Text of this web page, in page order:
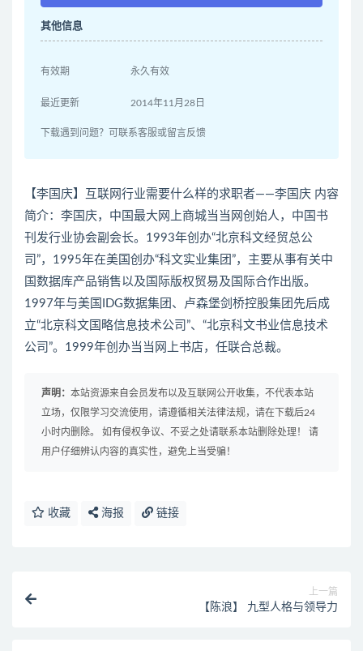
其他信息
有效期 永久有效
最近更新 2014年11月28日
下载遇到问题？可联系客服或留言反馈
【李国庆】互联网行业需要什么样的求职者——李国庆 内容
简介：李国庆，中国最大网上商城当当网创始人，中国书
刊发行业协会副会长。1993年创办“北京科文经贸总公
司”，1995年在美国创办“科文实业集团”，主要从事有关中
国数据库产品销售以及国际版权贸易及国际合作出版。
1997年与美国IDG数据集团、卢森堡剑桥控股集团先后成
立“北京科文国略信息技术公司”、“北京科文书业信息技术
公司”。1999年创办当当网上书店，任联合总裁。
声明： 本站资源来自会员发布以及互联网公开收集，不代表本站
立场，仅限学习交流使用，请遵循相关法律法规，请在下载后24
小时内删除。 如有侵权争议、不妥之处请联系本站删除处理！ 请
用户仔细辨认内容的真实性，避免上当受骗！
收藏 海报 链接
上一篇
【陈浪】 九型人格与领导力